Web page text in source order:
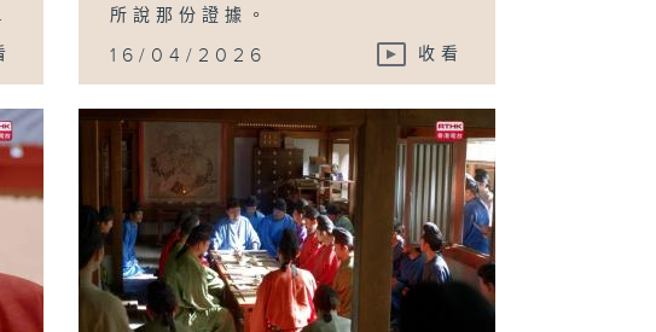
所說那份證據。
16/04/2026 收看